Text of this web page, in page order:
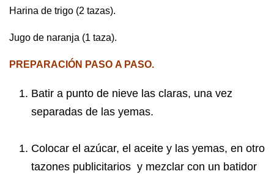
Harina de trigo (2 tazas).
Jugo de naranja (1 taza).
PREPARACIÓN PASO A PASO.
Batir a punto de nieve las claras, una vez
separadas de las yemas.
Colocar el azúcar, el aceite y las yemas, en otro
tazones publicitarios y mezclar con un batidor